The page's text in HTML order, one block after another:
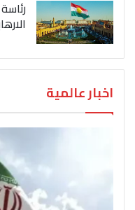
اخبار عالمية